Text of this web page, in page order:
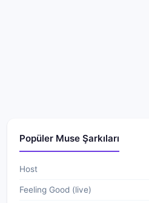
Popüler Muse Şarkıları
Host
Feeling Good (live)